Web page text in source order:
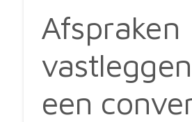
Afspraken
een